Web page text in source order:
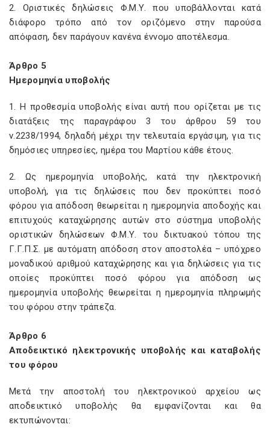
2. Οριστικές δηλώσεις Φ.Μ.Υ. που υποβάλλονται κατά
διάφορο τρόπο από τον οριζόμενο στην παρούσα
απόφαση, δεν παράγουν κανένα έννομο αποτέλεσμα.
Άρθρο 5
Ημερομηνία υποβολής
1. Η προθεσμία υποβολής είναι αυτή που ορίζεται με τις
διατάξεις της παραγράφου 3 του άρθρου 59 του
ν.2238/1994, δηλαδή μέχρι την τελευταία εργάσιμη, για τις
δημόσιες υπηρεσίες, ημέρα του Μαρτίου κάθε έτους.
2. Ως ημερομηνία υποβολής, κατά την ηλεκτρονική
υποβολή, για τις δηλώσεις που δεν προκύπτει ποσό
φόρου για απόδοση θεωρείται η ημερομηνία αποδοχής και
επιτυχούς καταχώρησης αυτών στο σύστημα υποβολής
οριστικών δηλώσεων Φ.Μ.Υ. του δικτυακού τόπου της
Γ.Γ.Π.Σ. με αυτόματη απόδοση στον αποστολέα – υπόχρεο
μοναδικού αριθμού καταχώρησης και για δηλώσεις για τις
οποίες προκύπτει ποσό φόρου για απόδοση ως
ημερομηνία υποβολής θεωρείται η ημερομηνία πληρωμής
του φόρου στην τράπεζα.
Άρθρο 6
Αποδεικτικό ηλεκτρονικής υποβολής και καταβολής
του φόρου
Μετά την αποστολή του ηλεκτρονικού αρχείου ως
αποδεικτικό υποβολής θα εμφανίζονται και θα
εκτυπώνονται: